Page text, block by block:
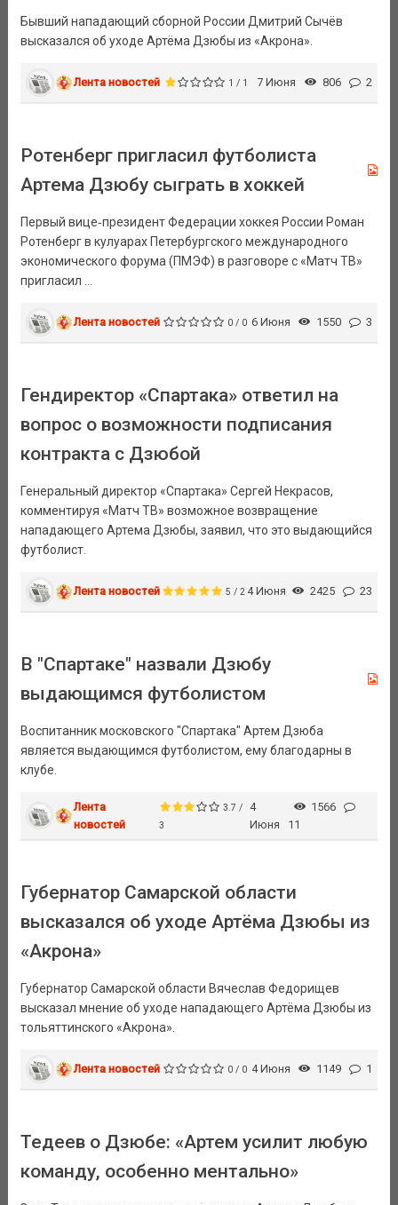
Бывший нападающий сборной России Дмитрий Сычёв
высказался об уходе Артёма Дзюбы из «Акрона».
Лента новостей 1 / 1 7 Июня 806 2
Ротенберг пригласил футболиста
Артема Дзюбу сыграть в хоккей
Первый вице‑президент Федерации хоккея России Роман
Ротенберг в кулуарах Петербургского международного
экономического форума (ПМЭФ) в разговоре с «Матч ТВ»
пригласил ...
Лента новостей 0 / 0 6 Июня 1550 3
Гендиректор «Спартака» ответил на
вопрос о возможности подписания
контракта с Дзюбой
Генеральный директор «Спартака» Сергей Некрасов,
комментируя «Матч ТВ» возможное возвращение
нападающего Артема Дзюбы, заявил, что это выдающийся
футболист.
Лента новостей 5 / 2 4 Июня 2425 23
В "Спартаке" назвали Дзюбу
выдающимся футболистом
Воспитанник московского "Спартака" Артем Дзюба
является выдающимся футболистом, ему благодарны в
клубе.
Лента
новостей
3.7 /
3
4
Июня
1566
11
Губернатор Самарской области
высказался об уходе Артёма Дзюбы из
«Акрона»
Губернатор Самарской области Вячеслав Федорищев
высказал мнение об уходе нападающего Артёма Дзюбы из
тольяттинского «Акрона».
Лента новостей 0 / 0 4 Июня 1149 1
Тедеев о Дзюбе: «Артем усилит любую
команду, особенно ментально»